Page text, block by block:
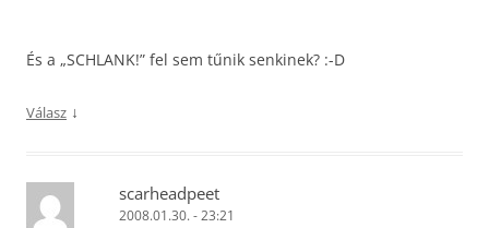
És a „SCHLANK!” fel sem tűnik senkinek? :-D
Válasz ↓
scarheadpeet
2008.01.30. - 23:21